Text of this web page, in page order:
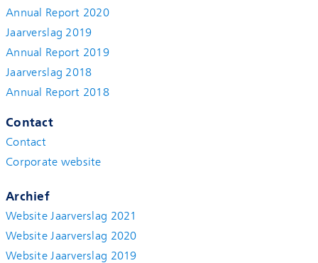
Annual Report 2020
Jaarverslag 2019
Annual Report 2019
Jaarverslag 2018
Annual Report 2018
Contact
Contact
Corporate website
Archief
Website Jaarverslag 2021
Website Jaarverslag 2020
Website Jaarverslag 2019